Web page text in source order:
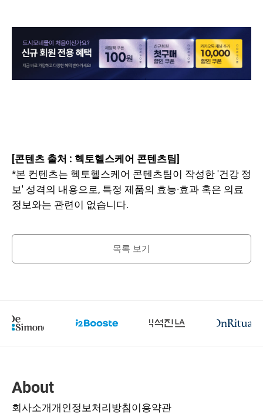
[콘텐츠 출처 : 헥토헬스케어 콘텐츠팀]
*본 컨텐츠는 헥토헬스케어 콘텐츠팀이 작성한 '건강 정
보' 성격의 내용으로, 특정 제품의 효능·효과 혹은 의료
정보와는 관련이 없습니다.
목록 보기
About
회사소개개인정보처리방침이용약관